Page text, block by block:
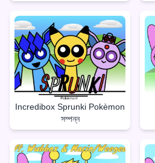
Incredibox Sprunki Pokèmon
সম্পন্ন